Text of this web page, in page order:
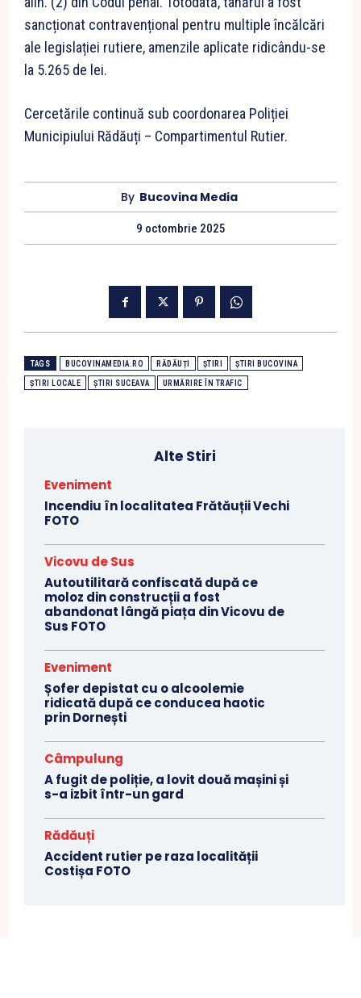
sancționat contravențional pentru multiple încălcări
ale legislației rutiere, amenzile aplicate ridicându-se
la 5.265 de lei.
Cercetările continuă sub coordonarea Poliției
Municipiului Rădăuți – Compartimentul Rutier.
By Bucovina Media
9 octombrie 2025
TAGS BUCOVINAMEDIA.RO RĂDĂUȚI ȘTIRI ȘTIRI BUCOVINA
ȘTIRI LOCALE ȘTIRI SUCEAVA URMĂRIRE ÎN TRAFIC
Alte Stiri
Eveniment
Incendiu în localitatea Frătăuții Vechi
FOTO
Vicovu de Sus
Autoutilitară confiscată după ce
moloz din construcții a fost
abandonat lângă piața din Vicovu de
Sus FOTO
Eveniment
Șofer depistat cu o alcoolemie
ridicată după ce conducea haotic
prin Dornești
Câmpulung
A fugit de poliție, a lovit două mașini și
s-a izbit într-un gard
Rădăuți
Accident rutier pe raza localității
Costișa FOTO